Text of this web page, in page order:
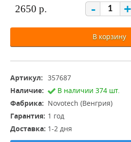
2650 р. - +
В корзину
Артикул: 357687
Наличие:
В наличии 374 шт.
Фабрика: Novotech (Венгрия)
Гарантия: 1 год
Доставка: 1-2 дня